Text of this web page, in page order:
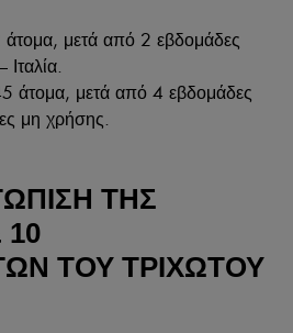
μετά από 2 εβδομάδες
άτομα, μετά από 4 εβδομάδες
μη χρήσης.
ΤΗΣ
10
ΤΟΥ ΤΡΙΧΩΤΟΥ